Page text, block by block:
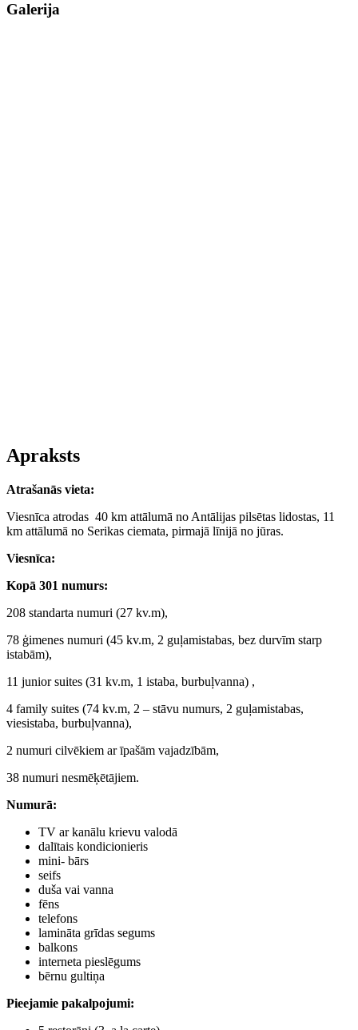
Galerija
Apraksts
Atrašanās vieta:
Viesnīca atrodas 40 km attālumā no Antālijas pilsētas lidostas, 11
km attālumā no Serikas ciemata, pirmajā līnijā no jūras.
Viesnīca:
Kopā 301 numurs:
208 standarta numuri (27 kv.m),
78 ģimenes numuri (45 kv.m, 2 guļamistabas, bez durvīm starp
istabām),
11 junior suites (31 kv.m, 1 istaba, burbuļvanna) ,
4 family suites (74 kv.m, 2 – stāvu numurs, 2 guļamistabas,
viesistaba, burbuļvanna),
2 numuri cilvēkiem ar īpašām vajadzībām,
38 numuri nesmēķētājiem.
Numurā:
TV ar kanālu krievu valodā
dalītais kondicionieris
mini- bārs
seifs
duša vai vanna
fēns
telefons
lamināta grīdas segums
balkons
interneta pieslēgums
bērnu gultiņa
Pieejamie pakalpojumi: